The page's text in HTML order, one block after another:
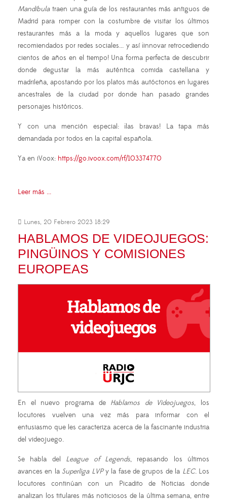
Mandíbulatraen una guía de los restaurantes más antiguos de
Madrid para romper con la costumbre de visitar los últimos
restaurantes más a la moda y aquellos lugares que son
recomiendados por redes sociales... y así ¡innovar retrocediendo
cientos de años en el tiempo! Una forma perfecta de descubrir
donde degustar la más auténtica comida castellana y
madrileña, apostando por los platos más autóctonos en lugares
ancestrales de la ciudad por donde han pasado grandes
personajes históricos.
Y con una mención especial: ¡las bravas! La tapa más
demandada por todos en la capital española.
Ya en iVoox: https://go.ivoox.com/rf/103374770
Leer más ...
Lunes, 20 Febrero 2023 18:29
HABLAMOS DE VIDEOJUEGOS:
PINGÜINOS Y COMISIONES
EUROPEAS
En el nuevo programa de Hablamos de Videojuegos, los
locutores vuelven una vez más para informar con el
entusiasmo que les caracteriza acerca de la fascinante industria
del videojuego.
Se habla del League of Legends, repasando los últimos
avances en la Superliga LVPy la fase de grupos de la LEC. Los
locutores continúan con un Picadito de Noticias donde
analizan los titulares más noticiosos de la última semana, entre